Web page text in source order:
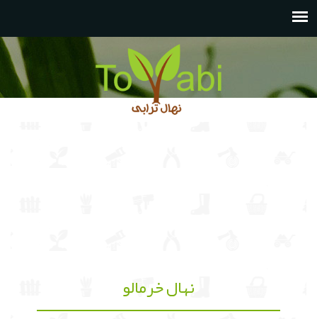
نهال خرمالو